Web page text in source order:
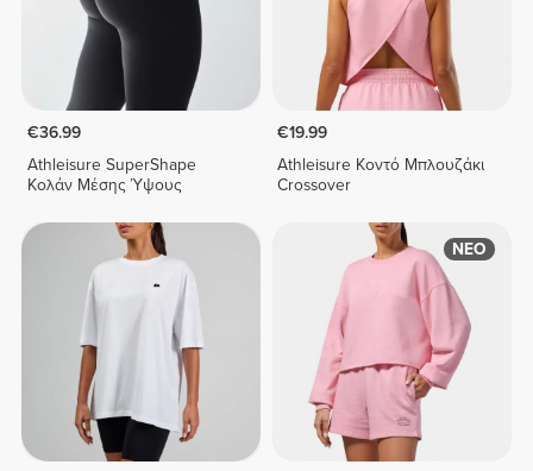
€36.99
Athleisure SuperShape
Κολάν Μέσης Ύψους
€19.99
Athleisure Κοντό Μπλουζάκι
Crossover
ΝΕΟ